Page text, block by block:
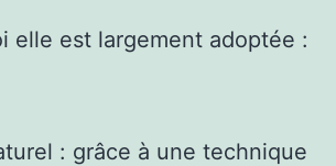
elle est largement adoptée :
: grâce à une technique